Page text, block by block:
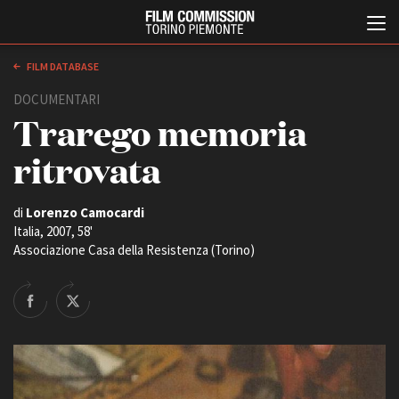
ABOUT
Chi siamo
Contatti
La sede
Partner
Production Days
Avenue Cove - Erasmus +
Guarda che storia!
FILM DATABASE
DOCUMENTARI
Trarego memoria
ritrovata
di Lorenzo Camocardi
Italia, 2007, 58'
Associazione Casa della Resistenza (Torino)